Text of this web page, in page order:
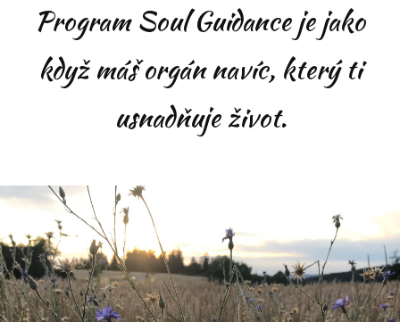
Program Soul Guidance je jako
když máš orgán navíc, který ti
usnadňuje život.